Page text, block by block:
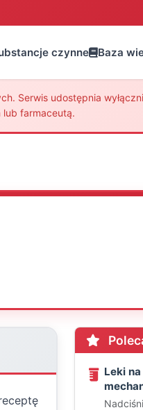
czynne Baza
Serwis udostępnia
lub farmaceutą.
Leki